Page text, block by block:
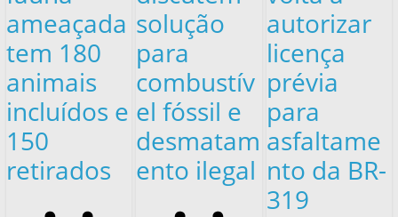
ameaçada
tem 180
animais
incluídos e
150
retirados
solução
para
combustív
el fóssil e
desmatam
ento ilegal
autorizar
licença
prévia
para
asfaltame
nto da BR-
319